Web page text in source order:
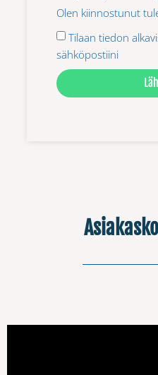
Olen kiinnostunut
Tilaan tiedon
sähköpostiini